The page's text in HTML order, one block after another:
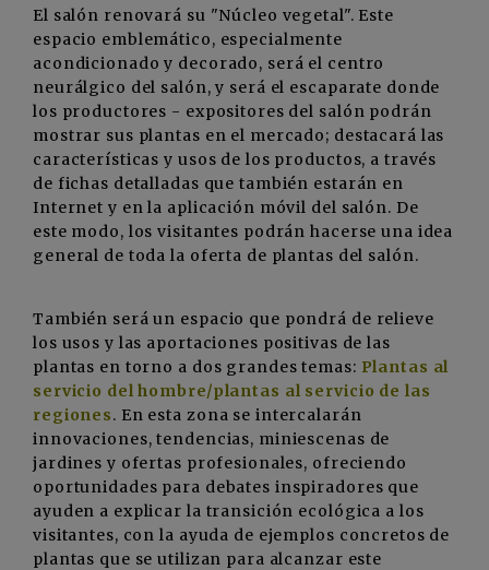
El salón renovará su "Núcleo vegetal". Este
espacio emblemático, especialmente
acondicionado y decorado, será el centro
neurálgico del salón, y será el escaparate donde
los productores - expositores del salón podrán
mostrar sus plantas en el mercado; destacará las
características y usos de los productos, a través
de fichas detalladas que también estarán en
Internet y en la aplicación móvil del salón. De
este modo, los visitantes podrán hacerse una idea
general de toda la oferta de plantas del salón.
También será un espacio que pondrá de relieve
los usos y las aportaciones positivas de las
plantas en torno a dos grandes temas: Plantas al
servicio del hombre/plantas al servicio de las
regiones. En esta zona se intercalarán
innovaciones, tendencias, miniescenas de
jardines y ofertas profesionales, ofreciendo
oportunidades para debates inspiradores que
ayuden a explicar la transición ecológica a los
visitantes, con la ayuda de ejemplos concretos de
plantas que se utilizan para alcanzar este